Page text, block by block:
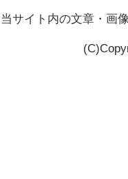
当サイト内の文章・画